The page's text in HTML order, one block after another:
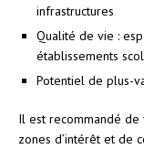
infrastructures
Qualité de vie :
établissements
Potentiel de plus-
Il est recommandé
zones d’intérêt et de